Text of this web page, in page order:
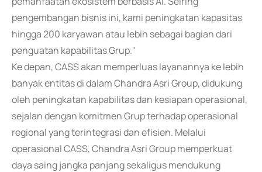
pengembangan bisnis ini, kami peningkatan kapasitas
hingga 200 karyawan atau lebih sebagai bagian dari
penguatan kapabilitas Grup."
Ke depan, CASS akan memperluas layanannya ke lebih
banyak entitas di dalam Chandra Asri Group, didukung
oleh peningkatan kapabilitas dan kesiapan operasional,
sejalan dengan komitmen Grup terhadap operasional
regional yang terintegrasi dan efisien. Melalui
operasional CASS, Chandra Asri Group memperkuat
daya saing jangka panjang sekaligus mendukung